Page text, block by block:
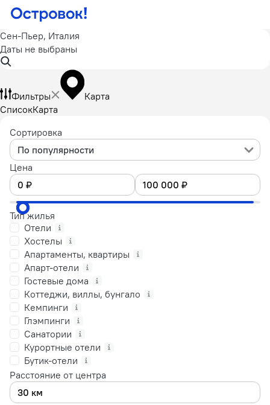
Сен-Пьер, Италия
Даты не выбраны
Фильтры
Карта
СписокКарта
Сортировка
По популярности
Цена
Тип жилья
Отели
Хостелы
Апартаменты, квартиры
Апарт-отели
Гостевые дома
Коттеджи, виллы, бунгало
Кемпинги
Глэмпинги
Санатории
Курортные отели
Бутик-отели
Расстояние от центра